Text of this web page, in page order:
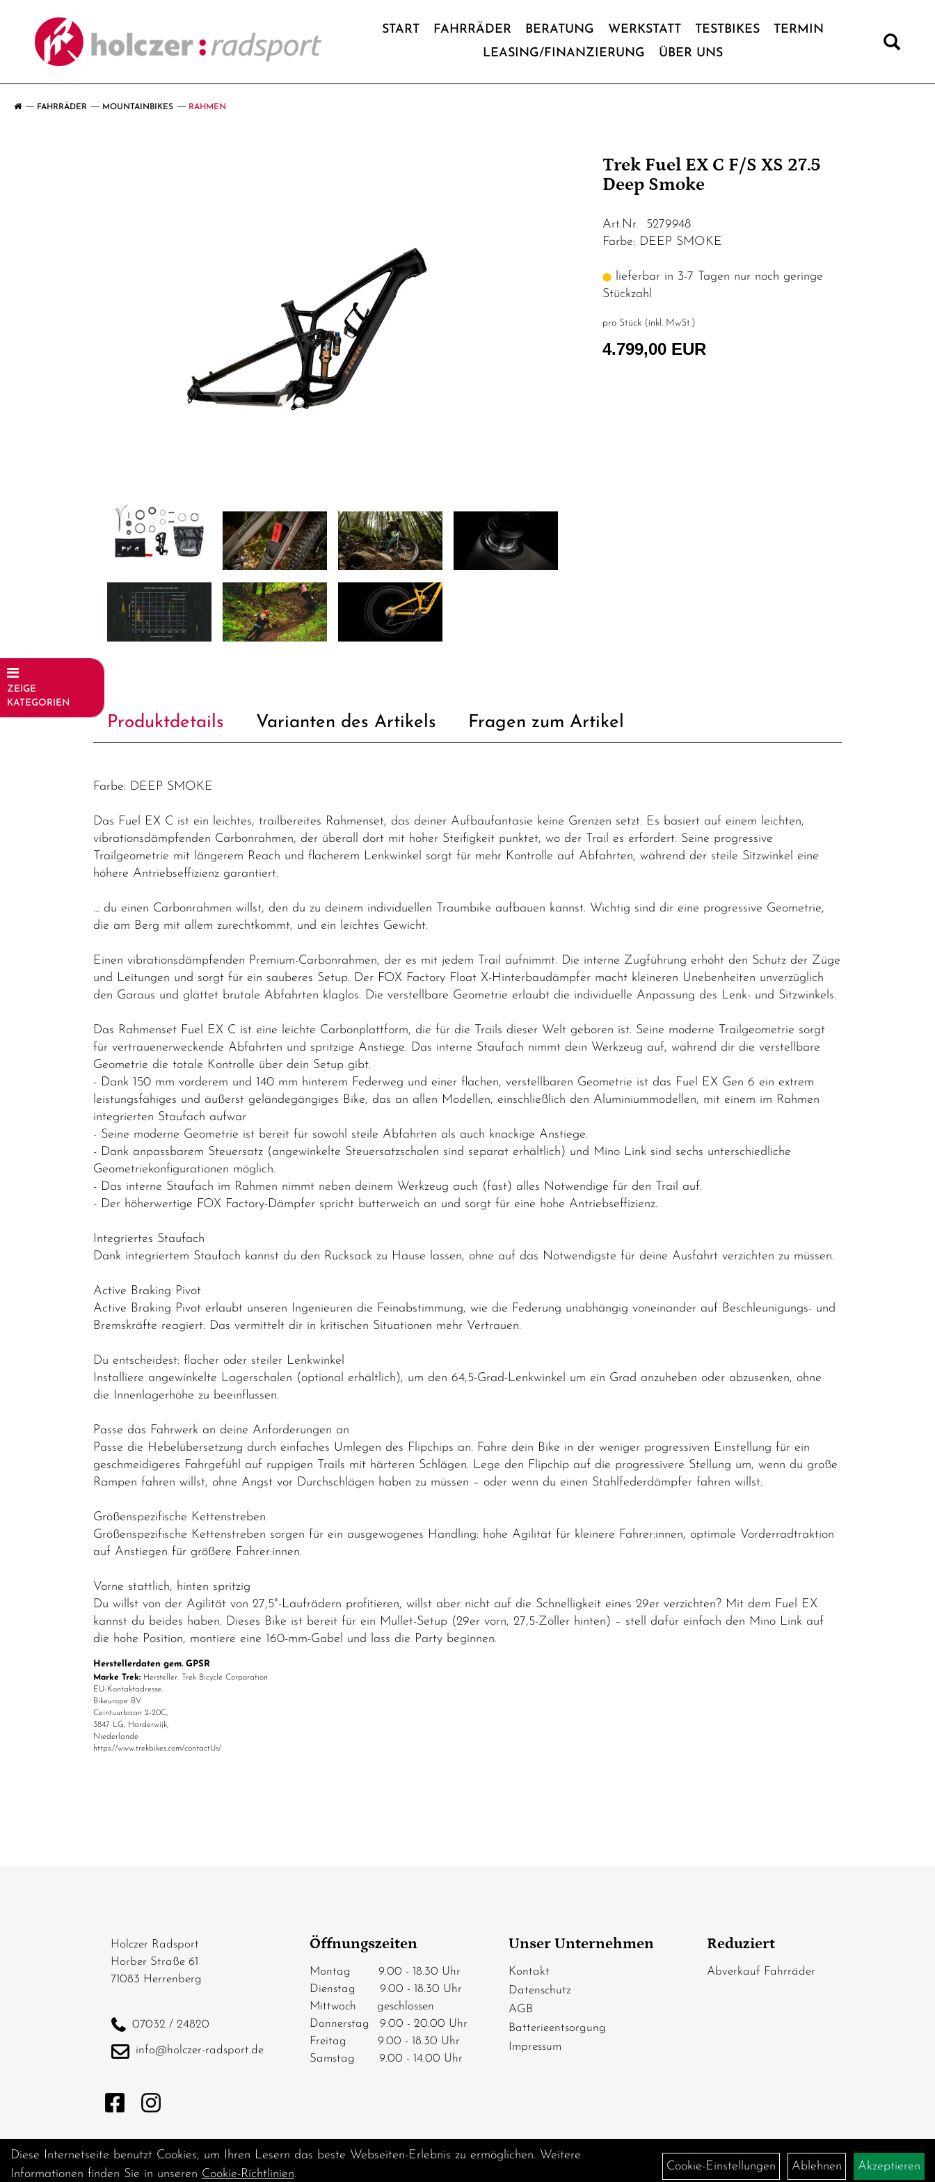
START FAHRRÄDER BERATUNG WERKSTATT TESTBIKES
TERMIN
LEASING/FINANZIERUNG
ÜBER UNS
FAHRRÄDER MOUNTAINBIKES RAHMEN
ZEIGE
KATEGORIEN
Mountainbikes
Trek Fuel EX C F/S XS 27.5
Deep Smoke
Art.Nr. 5279948
Farbe: DEEP SMOKE
lieferbar in 3-7 Tagen nur noch geringe
Stückzahl
pro Stück (inkl. MwSt.)
4.799,00 EUR
Produktdetails Varianten des Artikels Fragen zum Artikel
Farbe: DEEP SMOKE
Das Fuel EX C ist ein leichtes, trailbereites Rahmenset, das deiner Aufbaufantasie keine Grenzen setzt. Es basiert auf einem leichten,
vibrationsdämpfenden Carbonrahmen, der überall dort mit hoher Steifigkeit punktet, wo der Trail es erfordert. Seine progressive
Trailgeometrie mit längerem Reach und flacherem Lenkwinkel sorgt für mehr Kontrolle auf Abfahrten, während der steile Sitzwinkel eine
höhere Antriebseffizienz garantiert.
… du einen Carbonrahmen willst, den du zu deinem individuellen Traumbike aufbauen kannst. Wichtig sind dir eine progressive Geometrie,
die am Berg mit allem zurechtkommt, und ein leichtes Gewicht.
Einen vibrationsdämpfenden Premium-Carbonrahmen, der es mit jedem Trail aufnimmt. Die interne Zugführung erhöht den Schutz der Züge
und Leitungen und sorgt für ein sauberes Setup. Der FOX Factory Float X-Hinterbaudämpfer macht kleineren Unebenheiten unverzüglich
den Garaus und glättet brutale Abfahrten klaglos. Die verstellbare Geometrie erlaubt die individuelle Anpassung des Lenk- und Sitzwinkels.
Das Rahmenset Fuel EX C ist eine leichte Carbonplattform, die für die Trails dieser Welt geboren ist. Seine moderne Trailgeometrie sorgt
für vertrauenerweckende Abfahrten und spritzige Anstiege. Das interne Staufach nimmt dein Werkzeug auf, während dir die verstellbare
Geometrie die totale Kontrolle über dein Setup gibt.
- Dank 150 mm vorderem und 140 mm hinterem Federweg und einer flachen, verstellbaren Geometrie ist das Fuel EX Gen 6 ein extrem
leistungsfähiges und äußerst geländegängiges Bike, das an allen Modellen, einschließlich den Aluminiummodellen, mit einem im Rahmen
integrierten Staufach aufwar
- Seine moderne Geometrie ist bereit für sowohl steile Abfahrten als auch knackige Anstiege.
- Dank anpassbarem Steuersatz (angewinkelte Steuersatzschalen sind separat erhältlich) und Mino Link sind sechs unterschiedliche
Geometriekonfigurationen möglich.
- Das interne Staufach im Rahmen nimmt neben deinem Werkzeug auch (fast) alles Notwendige für den Trail auf.
- Der höherwertige FOX Factory-Dämpfer spricht butterweich an und sorgt für eine hohe Antriebseffizienz.
Integriertes Staufach
Dank integriertem Staufach kannst du den Rucksack zu Hause lassen, ohne auf das Notwendigste für deine Ausfahrt verzichten zu müssen.
Active Braking Pivot
Active Braking Pivot erlaubt unseren Ingenieuren die Feinabstimmung, wie die Federung unabhängig voneinander auf Beschleunigungs- und
Bremskräfte reagiert. Das vermittelt dir in kritischen Situationen mehr Vertrauen.
Du entscheidest: flacher oder steiler Lenkwinkel
Installiere angewinkelte Lagerschalen (optional erhältlich), um den 64,5-Grad-Lenkwinkel um ein Grad anzuheben oder abzusenken, ohne
die Innenlagerhöhe zu beeinflussen.
Passe das Fahrwerk an deine Anforderungen an
Passe die Hebelübersetzung durch einfaches Umlegen des Flipchips an. Fahre dein Bike in der weniger progressiven Einstellung für ein
geschmeidigeres Fahrgefühl auf ruppigen Trails mit härteren Schlägen. Lege den Flipchip auf die progressivere Stellung um, wenn du große
Rampen fahren willst, ohne Angst vor Durchschlägen haben zu müssen – oder wenn du einen Stahlfederdämpfer fahren willst.
Größenspezifische Kettenstreben
Größenspezifische Kettenstreben sorgen für ein ausgewogenes Handling: hohe Agilität für kleinere Fahrer:innen, optimale Vorderradtraktion
auf Anstiegen für größere Fahrer:innen.
Vorne stattlich, hinten spritzig
Du willst von der Agilität von 27,5"-Laufrädern profitieren, willst aber nicht auf die Schnelligkeit eines 29er verzichten? Mit dem Fuel EX
kannst du beides haben. Dieses Bike ist bereit für ein Mullet-Setup (29er vorn, 27,5-Zöller hinten) – stell dafür einfach den Mino Link auf
die hohe Position, montiere eine 160-mm-Gabel und lass die Party beginnen.
Herstellerdaten gem. GPSR
Marke Trek: Hersteller: Trek Bicycle Corporation
EU-Kontaktadresse:
Bikeurope BV
Ceintuurbaan 2-20C,
3847 LG, Harderwijk,
Niederlande
https://www.trekbikes.com/contactUs/
Holczer Radsport
Horber Straße 61
71083 Herrenberg
07032 / 24820
info@holczer-radsport.de
Öffnungszeiten
Montag 9.00 - 18.30 Uhr
Dienstag 9.00 - 18.30 Uhr
Mittwoch geschlossen
Donnerstag 9.00 - 20.00 Uhr
Freitag 9.00 - 18.30 Uhr
Samstag 9.00 - 14.00 Uhr
Unser Unternehmen
Kontakt
Datenschutz
AGB
Batterieentsorgung
Impressum
Reduziert
Abverkauf Fahrräder
Diese Internetseite benutzt Cookies, um Ihren Lesern das beste Webseiten-Erlebnis zu ermöglichen. Weitere
Informationen finden Sie in unseren Cookie-Richtlinien.
Cookie-Einstellungen Ablehnen Akzeptieren